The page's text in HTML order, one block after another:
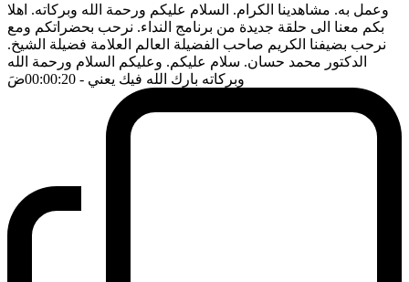
وعمل به. مشاهدينا الكرام. السلام عليكم ورحمة الله وبركاته. اهلا
بكم معنا الى حلقة جديدة من برنامج النداء. نرحب بحضراتكم ومع
نرحب بضيفنا الكريم صاحب الفضيلة العالم العلامة فضيلة الشيخ.
الدكتور محمد حسان. سلام عليكم. وعليكم السلام ورحمة الله
وبركاته بارك الله فيك يعني - 00:00:20 ضَ